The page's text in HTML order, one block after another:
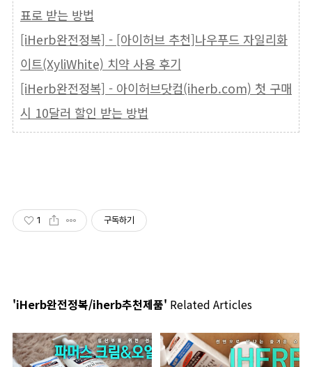
표로 받는 방법
[iHerb완전정복] - [아이허브 추천]나우푸드 자일리화
이트(XyliWhite) 치약 사용 후기
[iHerb완전정복] - 아이허브닷컴(iherb.com) 첫 구매
시 10달러 할인 받는 방법
1 구독하기
'iHerb완전정복/iherb추천제품' Related Articles